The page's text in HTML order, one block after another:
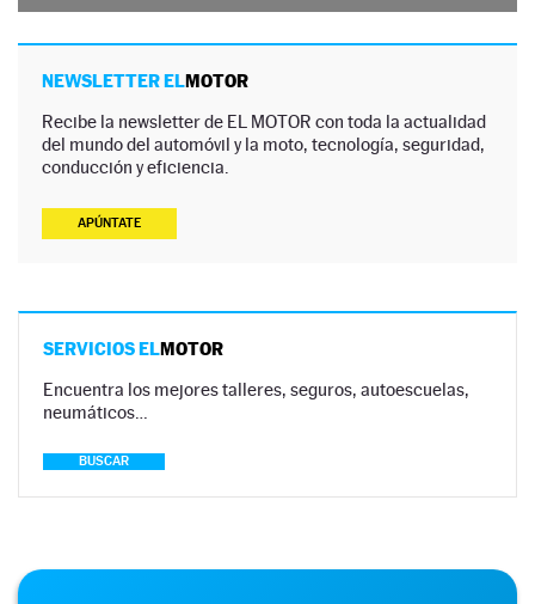
NEWSLETTER ELMOTOR
Recibe la newsletter de EL MOTOR con toda la actualidad
del mundo del automóvil y la moto, tecnología, seguridad,
conducción y eficiencia.
APÚNTATE
SERVICIOS ELMOTOR
Encuentra los mejores talleres, seguros, autoescuelas,
neumáticos…
BUSCAR